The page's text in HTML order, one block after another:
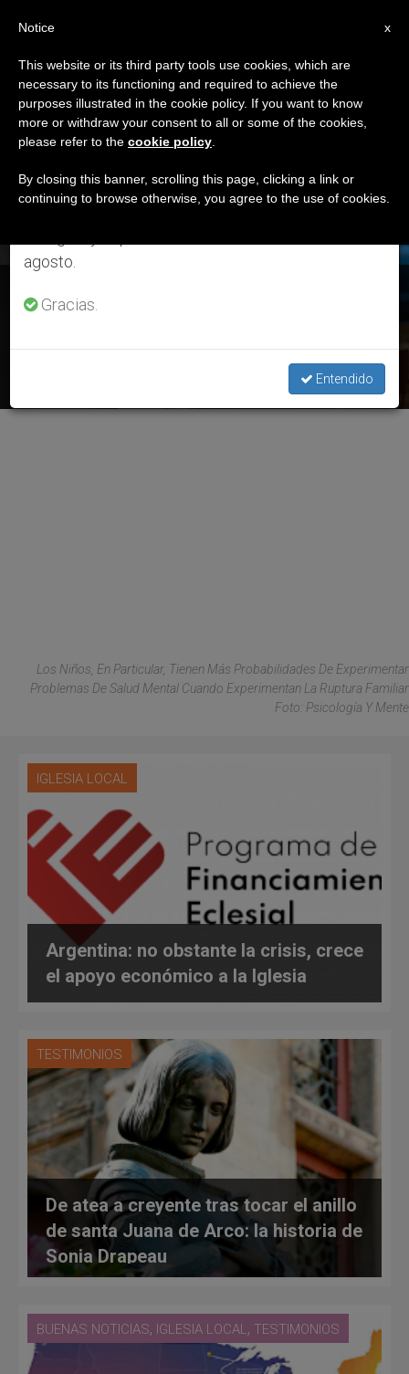
DÍA
Marzo 18th, 2024
ÚLTIMAS NOTICIAS
MAR 18, 2024 00:38
Los Niños, En Particular, Tienen Más Probabilidades De Experimentar
Problemas De Salud Mental Cuando Experimentan La Ruptura Familiar
Foto: Psicología Y Mente
IGLESIA LOCAL
Argentina: no obstante la crisis, crece
el apoyo económico a la Iglesia
TESTIMONIOS
De atea a creyente tras tocar el anillo
de santa Juana de Arco: la historia de
Sonia Drapeau
BUENAS NOTICIAS, IGLESIA LOCAL, TESTIMONIOS
×
Aviso importante
Del 27 de julio al 7 de agosto haremos la pausa
anual, aprovechando que en el periodo de verano
se generan menos informaciones y también el
agosto.
Gracias.
Entendido
x
Notice
This website or its third party tools use cookies, which are
necessary to its functioning and required to achieve the
purposes illustrated in the cookie policy. If you want to know
more or withdraw your consent to all or some of the cookies,
please refer to the cookie policy
By closing this banner, scrolling this page, clicking a link or
continuing to browse otherwise, you agree to the use of cookies.